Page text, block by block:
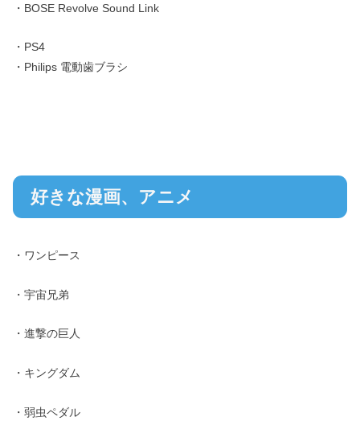
・BOSE Revolve Sound Link
・PS4
・Philips 電動歯ブラシ
好きな漫画、アニメ
・ワンピース
・宇宙兄弟
・進撃の巨人
・キングダム
・弱虫ペダル